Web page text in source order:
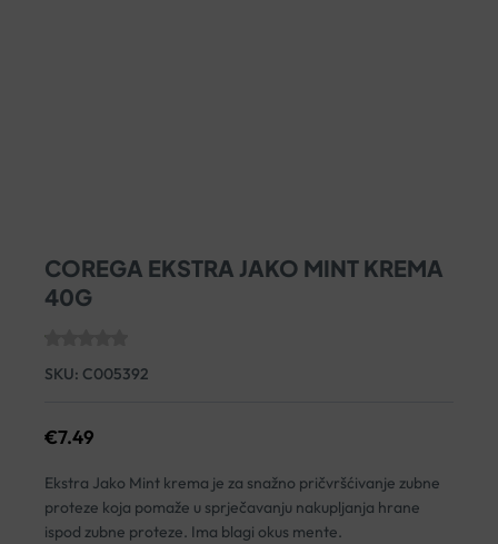
COREGA EKSTRA JAKO MINT KREMA
40G
SKU: C005392
€7.49
Ekstra Jako Mint krema je za snažno pričvršćivanje zubne
proteze koja pomaže u sprječavanju nakupljanja hrane
ispod zubne proteze. Ima blagi okus mente.